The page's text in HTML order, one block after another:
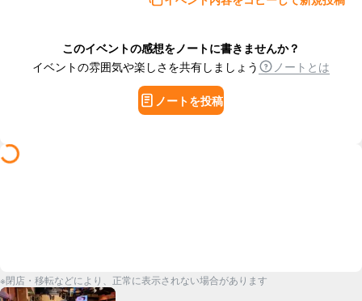
このイベントの感想をノートに書きませんか？
イベントの雰囲気や楽しさを共有しましょう
ノートとは
ノートを投稿
※閉店・移転などにより、正常に表示されない場合があります